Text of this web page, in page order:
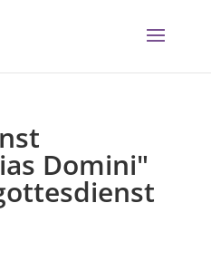
Domini"